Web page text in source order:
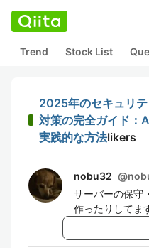
Trend Stock List
2025年のセキュリ
対策の完全ガイド：
実践的な方法likers
nobu32 @
サーバーの保守
作ったりしてま